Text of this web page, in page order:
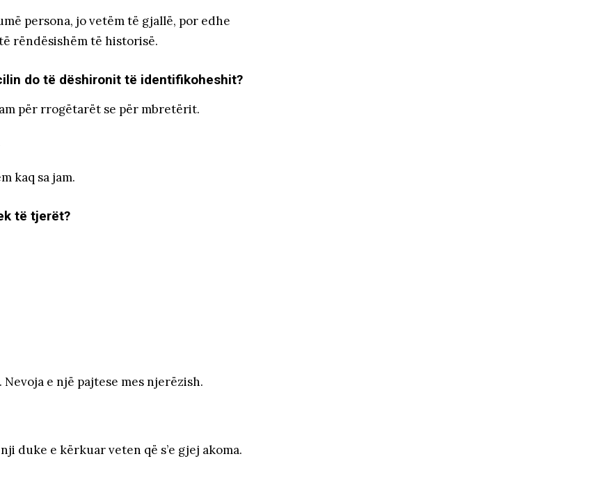
persona, jo vetëm të gjallë, por edhe
rëndësishëm të historisë.
do të dëshironit të identifikoheshit?
për rrogëtarët se për mbretërit.
kaq sa jam.
të tjerët?
e një pajtese mes njerëzish.
duke e kërkuar veten që s’e gjej akoma.